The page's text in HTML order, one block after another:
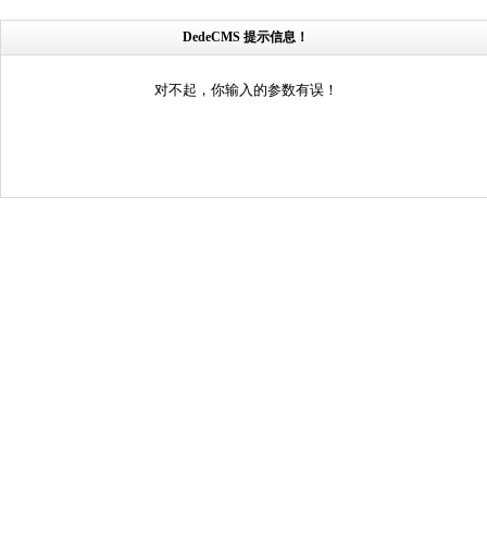
DedeCMS 提示信息！
对不起，你输入的参数有误！